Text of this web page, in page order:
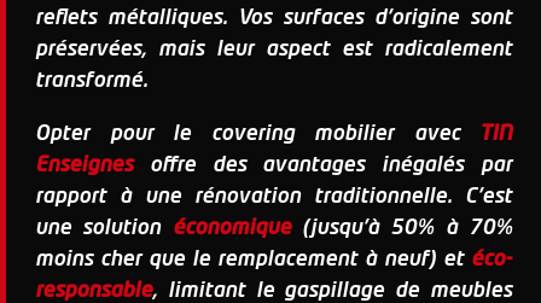
reflets métalliques. Vos surfaces d'origine sont
préservées, mais leur aspect est radicalement
transformé.
Opter pour le covering mobilier avec
TIN
Enseignesoffre des avantages inégalés par
rapport à une rénovation traditionnelle. C'est
une solution économique(jusqu'à 50% à 70%
moins cher que le remplacement à neuf) et éco-
responsable, limitant le gaspillage de meubles